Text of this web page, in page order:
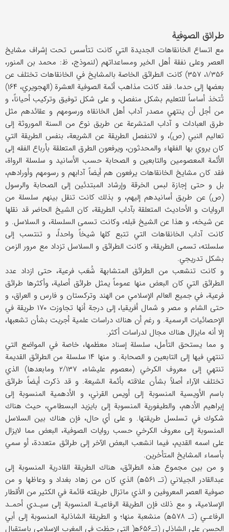
طرائق الصوفية
مع اتساع الخانقاهات الجديدة التي كانت تتأسس تحت إشراف مشايخ
العصر وعلى نفقة أهل الخير ومساعداتهم (لنموذج، ظ: محمد بن المنور،
۱/۳۵۶، ۳۵۷) كانت الطرائق الخاصة بالمشايخ في الخانقاهات تختلف عن
بعضها إلى حدما. فقد كانت مذاهب أئمة الصوفية العشرة (الهجويري، ۱۶۴)
تُتخذ أساساً للتعليم بشكل منفصل، و على شكل توفيق وتركيب أحياناً، و
من أجل أن ينتهي مصدر آداب أهل الخانقاه ورسومهم و عقائدهم مثل
طرق العبادات و آداب المتشرعة عن طريق نوع من السنة الموروثة إلى
تعاليم النبي (ص)، و لاتنفصل الطريقة عن الشريعة، بنفس الطريقة التي
كان يروي بها الفقهاء والمحدثون، ويرفعون الطرق المتعلقة بأرباع الفقه إلى
الأئمة المعصومين والتابعين و الصحابة حسب الأسانيد و سلسلة الرواة،
فقد كان مشايخ الخانقاهات يرفعون هم أيضاً آدابهم و رسومهم وأورادهم،
بل و حتى إجازة لبس الخرقة وإرشاد المبتدئين إلى الصحابة والرسول
(ص) عن طريق أسانيدهم إليهم، و بذلك كانت تنقل بينهم سلسلة من
الروايات و الأحاديث المتعلقة بآداب الطريقة، كان الشيخ الحاضر قد نقلها
عن شيخه، و هذا عن الشيخ قبله، وكانت تسمى السلسلة، و السلاسل. و
كانت آداب الخانقاهات التي تتبع كلها شيخاً واحداً، و تنتسب إلى
سلسلته، تسمى الطريقة، و كانت الطرائق و السلاسل تزداد مع مرور الزمن
بشكل تدريجي.
و كانت تنشعب من الطرائق المتشابهة شُعَب فرعية، حتى ازداد عدد
الطرائق التي كان البعض منها عموماً يمثل طرائق أصلية، وأكثرها طرائق
فرعية، في جميع العالم الإسلامي من الهند وتركستان و فارس و العراق، و
حتى الشام و مصر و شمال أفريقيا، إلى درجة أنها تجاوزت ۱۷۰ طريقة في
الإحصائيات الرسمية. و رغم أن هناك دراسات علمية أجريت بشأن تشعبها،
إلا أنه مايزال هناك مجال لدراسات أكثر.
و مما يستحق التأمل، سلسلة إسناد معظمها، خاصة في المواضع التي
تنتهي فيها إلى التابعين و الصحابة. و منها ۱۴ سلسلة من الطرائق القديمة
تنتهي إلى معروف الكرخي (معصوم عليشاه، ۲/۱۳۷ ومابعدها) الذي
تختلف الآراء أصلاً بشأن علاقته بأئمة الشيعة. و قد ذكرت أيضاً طرائق
باسم الأويسية المنسوبة إلى أويس القرني، و الأدهمية المنسوبة إلى
إبراهيم الأدهم، والطيفورية المنسوبة إلى بايزيد البسطامي، حيث هناك
شكوك في تسلسل طريقتها. و على أي حال، فإن هناك بين السلاسل
المنسوبة إلى معروف الكرخي حسب روايات الصوفية، البعض مما لايزال
على اسمه القديم، فيما انشعب البعض الآخر إلى طرائق متعددة، أو سمي
بأسماء المشايخ المتأخرين.
و من بين مجموع هذه الطرائق، هناك الطريقة القادرية المنسوبة إلى
عبدالقادر الجيلاني (تـ‍ ۵۶۱ه‍) الذي كان من زهاد بغداد و وعاظها و من
صوفية العصر المعروفين و الذي ماتزال طريقته قائمة في الكثير من الأقطار
الإسلامية، و مع ذلك فإن الطريقة الرفاعيـة المنسوبة إلى سيـدي أحمـد
الرفاعـي (تـ ۵۷۸ه‍) منشعبة منها؛ و الطريقة الشاذلية المنسوبة إلى أبي
الحسن علي الشاذلي (تـ‍۶۵۶ه‍( التي حظت في المغرب الإسلامي باستقبال